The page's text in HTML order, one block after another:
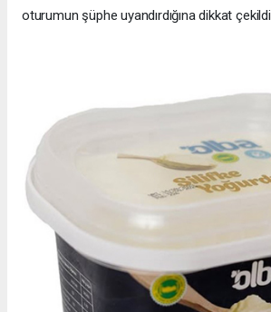
oturumun şüphe uyandırdığına dikkat çekildi.